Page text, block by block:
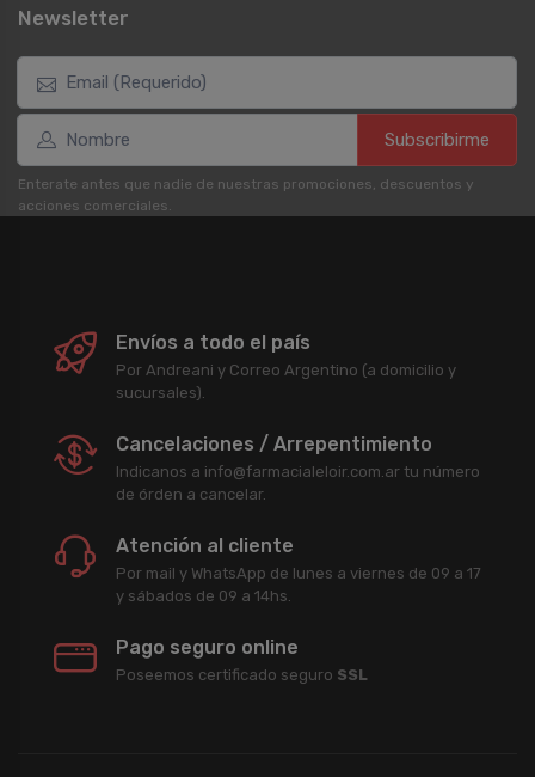
Newsletter
Subscribirme
Enterate antes que nadie de nuestras promociones, descuentos y
acciones comerciales.
Envíos a todo el país
Por Andreani y Correo Argentino (a domicilio y
sucursales).
Cancelaciones / Arrepentimiento
Indicanos a info@farmacialeloir.com.ar tu número
de órden a cancelar.
Atención al cliente
Por mail y WhatsApp de lunes a viernes de 09 a 17
y sábados de 09 a 14hs.
Pago seguro online
Poseemos certificado seguro SSL